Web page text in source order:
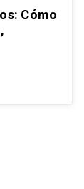
Cómo